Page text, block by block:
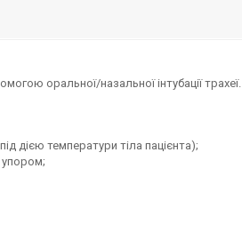
оральної/назальної інтубації трахеї.
дією температури тіла пацієнта);